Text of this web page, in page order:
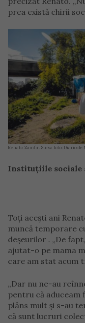
prea există chirii
Renato Zamfir. Sursa foto: Diario de
Instituțiile sociale
Toți acești ani
muncă temporare
deșeurilor . „De
ajutat-o ​​pe mama
care am stat acum
„Dar nu ne-au
pentru că aduceam
plâns mult și s-au
că sunt lucruri